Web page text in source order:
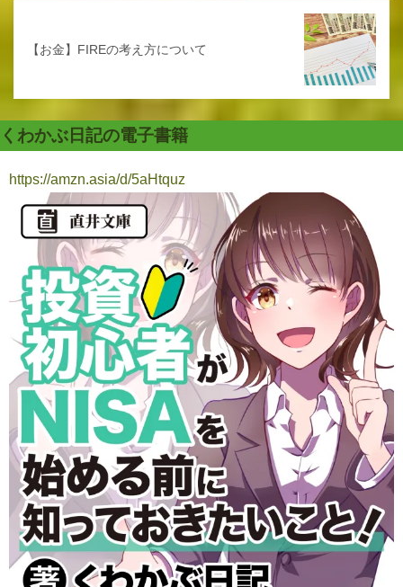
【お金】FIREの考え方について
くわかぶ日記の電子書籍
https://amzn.asia/d/5aHtquz